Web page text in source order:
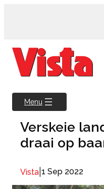
Menu
Verskeie
draai op
Vista 1 Sep 2022